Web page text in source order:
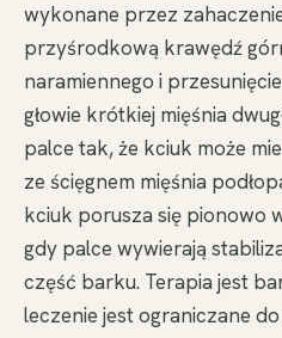
wykonane przez
przyśrodkową krawędź
naramiennego i
głowie krótkiej mięśnia
palce tak, że kciuk może
ze ścięgnem mięśnia
kciuk porusza się pionowo
gdy palce wywierają
część barku. Terapia jest
leczenie jest ograniczane